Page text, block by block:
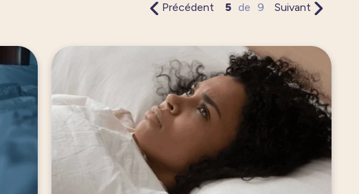
Précédent 5 de 9 Suivant